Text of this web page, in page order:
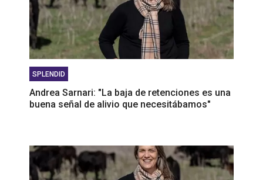
SPLENDID
Andrea Sarnari: "La baja de retenciones es una
buena señal de alivio que necesitábamos"